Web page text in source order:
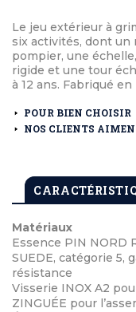
Le jeu extérieur à
six activités, dont un
pompier, une
rigide et une tour
à 12 ans. Fabriqué en
POUR BIEN CHOISIR
NOS CLIENTS
Matériaux
Essence PIN NORD
SUEDE, catégorie 5,
résistance
Visserie INOX A2
ZINGUÉE pour